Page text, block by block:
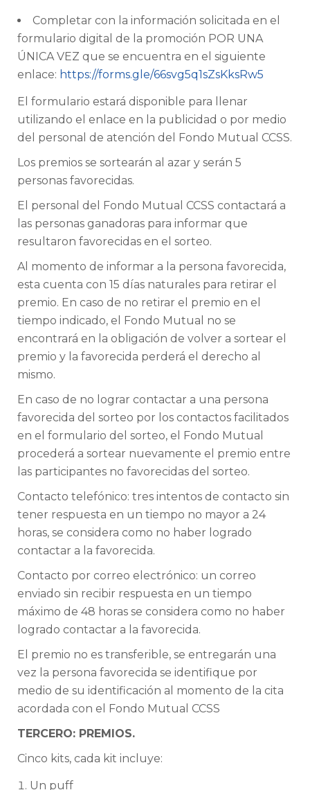
Completar con la información solicitada en el
formulario digital de la promoción POR UNA
ÚNICA VEZ que se encuentra en el siguiente
enlace: https://forms.gle/66svg5q1sZsKksRw5
El formulario estará disponible para llenar
utilizando el enlace en la publicidad o por medio
del personal de atención del Fondo Mutual CCSS.
Los premios se sortearán al azar y serán 5
personas favorecidas.
El personal del Fondo Mutual CCSS contactará a
las personas ganadoras para informar que
resultaron favorecidas en el sorteo.
Al momento de informar a la persona favorecida,
esta cuenta con 15 días naturales para retirar el
premio. En caso de no retirar el premio en el
tiempo indicado, el Fondo Mutual no se
encontrará en la obligación de volver a sortear el
premio y la favorecida perderá el derecho al
mismo.
En caso de no lograr contactar a una persona
favorecida del sorteo por los contactos facilitados
en el formulario del sorteo, el Fondo Mutual
procederá a sortear nuevamente el premio entre
las participantes no favorecidas del sorteo.
Contacto telefónico: tres intentos de contacto sin
tener respuesta en un tiempo no mayor a 24
horas, se considera como no haber logrado
contactar a la favorecida.
Contacto por correo electrónico: un correo
enviado sin recibir respuesta en un tiempo
máximo de 48 horas se considera como no haber
logrado contactar a la favorecida.
El premio no es transferible, se entregarán una
vez la persona favorecida se identifique por
medio de su identificación al momento de la cita
acordada con el Fondo Mutual CCSS
TERCERO: PREMIOS.
Cinco kits, cada kit incluye:
Un puff